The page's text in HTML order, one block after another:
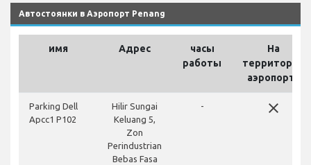
Автостоянки в Аэропорт Penang
имя Адрес
часы
работы
На
территории
аэропорта
Parking Dell
Apcc1 P102
Hilir Sungai
Keluang 5,
Zon
Perindustrian
Bebas Fasa
- close